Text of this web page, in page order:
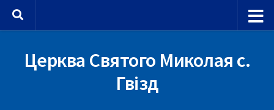
Skip to content
Церква Святого Миколая с.
Гвізд